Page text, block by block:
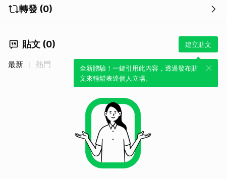
轉發 (0)
貼文 (0) 建立貼文
全新體驗！一鍵引用此內容，透過發布貼
文來輕鬆表達個人立場。
最新 熱門